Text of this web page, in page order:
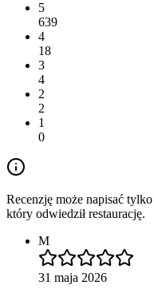
5
639
4
18
3
4
2
2
1
0
Recenzję może napisać
który odwiedził restaurację.
M
31 maja 2026